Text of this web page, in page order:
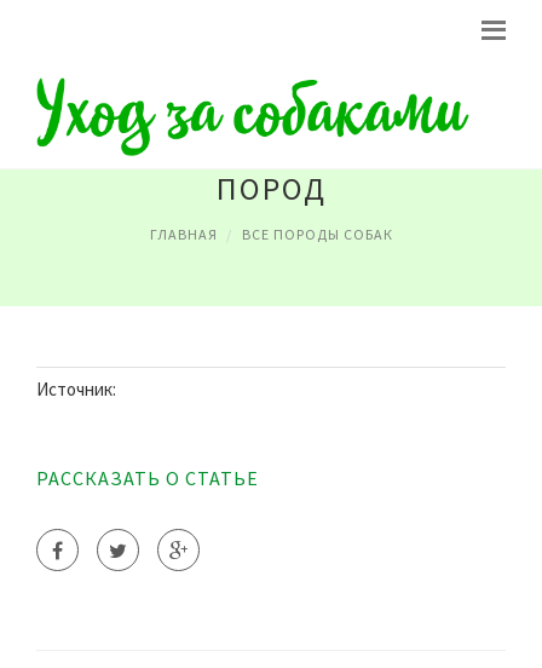
ФОТО ЩЕНКОВ РАЗНЫХ
ПОРОД
ГЛАВНАЯ ВСЕ ПОРОДЫ СОБАК
Источник:
РАССКАЗАТЬ О СТАТЬЕ